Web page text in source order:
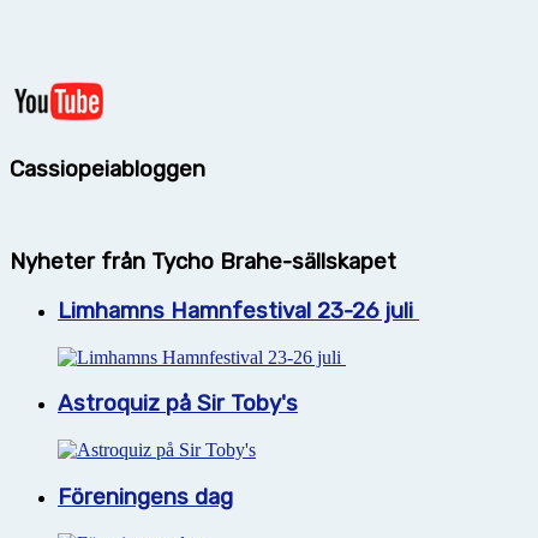
Cassiopeiabloggen
Nyheter från Tycho Brahe-sällskapet
Limhamns Hamnfestival 23-26 juli
Astroquiz på Sir Toby's
Föreningens dag